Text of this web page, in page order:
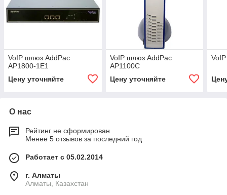
VoIP шлюз AddPac
AP1800-1E1
Цену уточняйте
VoIP шлюз AddPac
AP1100C
Цену уточняйте
О нас
Рейтинг не сформирован
Менее 5 отзывов за последний год
Работает с 05.02.2014
г. Алматы
Алматы, Казахстан